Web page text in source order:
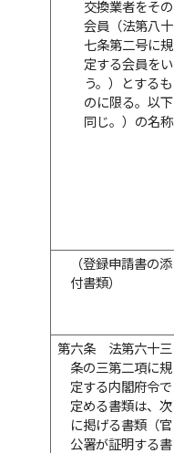
交換業者をその
会員（法第八十
七条第二号に規
定する会員をい
う。）とするも
のに限る。以下
同じ。）の名称
（登録申請書の添
付書類）
第六条
法第六十三
条の三第二項に規
定する内閣府令で
定める書類は、次
に掲げる書類（官
公署が証明する書